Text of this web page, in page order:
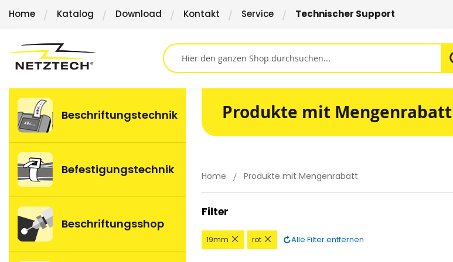
Direkt
Home Katalog Download Kontakt Service Technischer Support
Beschriftungstechnik
Befestigungstechnik
Beschriftungsshop
Produkte mit Mengenrabatt
Home Produkte mit Mengenrabatt
Filter
19mm
Diesen
Artikel
rot
Diesen
Artikel
Alle Filter entfernen